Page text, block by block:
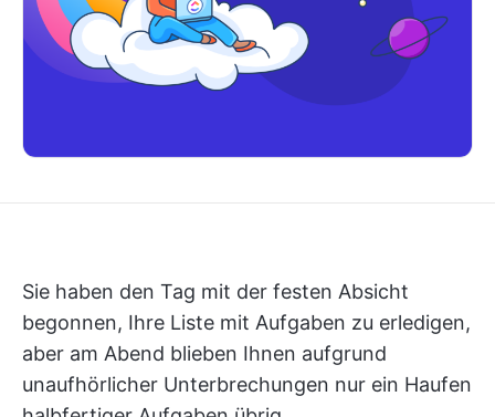
Sie haben den Tag mit der festen Absicht
begonnen, Ihre Liste mit Aufgaben zu erledigen,
aber am Abend blieben Ihnen aufgrund
unaufhörlicher Unterbrechungen nur ein Haufen